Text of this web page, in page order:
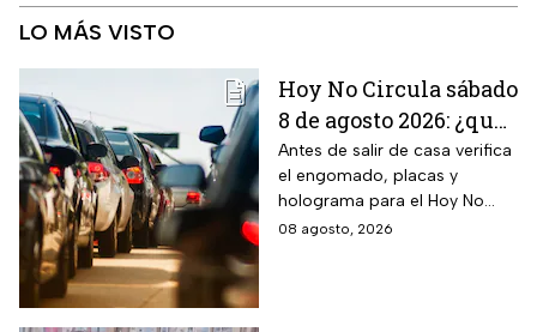
LO MÁS VISTO
Hoy No Circula sábado
8 de agosto 2026: ¿qué
autos no circulan en
CDMX y Edomex?
Antes de salir de casa verifica
el engomado, placas y
holograma para el Hoy No
Circula de este sábado
08 agosto, 2026